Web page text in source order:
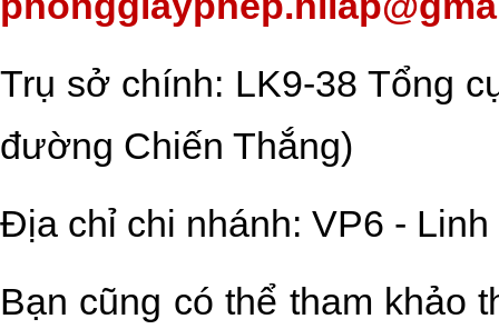
Trụ sở chính: LK9-38 Tổng
đường Chiến Thắng)
Địa chỉ chi nhánh: VP6 -
Bạn cũng có thể tham khảo